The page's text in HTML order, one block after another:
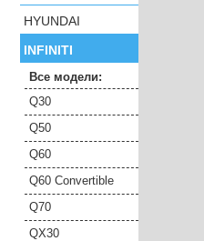
HYUNDAI
INFINITI
Все модели:
Q30
Q50
Q60
Q60 Convertible
Q70
QX30